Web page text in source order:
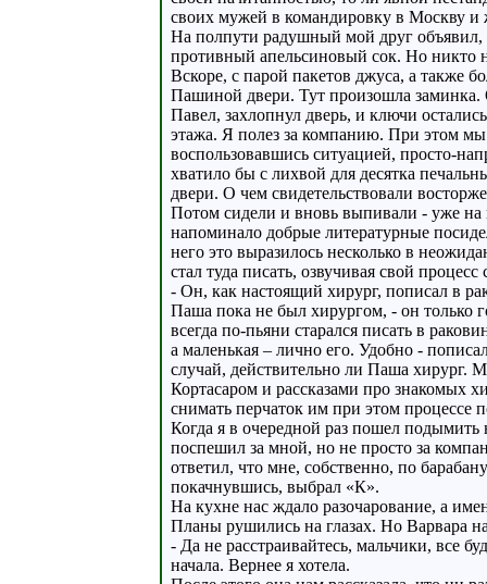
своих мужей в командировку в Москву
На полпути радушный мой друг объявил,
противный апельсиновый сок. Но никто
Вскоре, с парой пакетов джуса, а также
Пашиной двери. Тут произошла заминка.
Павел, захлопнул дверь, и ключи
этажа. Я полез за компанию. При этом
воспользовавшись ситуацией, просто-
хватило бы с лихвой для десятка
двери. О чем свидетельствовали
Потом сидели и вновь выпивали - уже на
напоминало добрые литературные
него это выразилось несколько в
стал туда писать, озвучивая свой
- Он, как настоящий хирург, пописал в
Паша пока не был хирургом, - он только
всегда по-пьяни старался писать в
а маленькая – лично его. Удобно -
случай, действительно ли Паша
Кортасаром и рассказами про знакомых
снимать перчаток им при этом
Когда я в очередной раз пошел
поспешил за мной, но не просто за
ответил, что мне, собственно, по
покачнувшись, выбрал «К».
На кухне нас ждало разочарование, а
Планы рушились на глазах. Но Варвара
- Да не расстраивайтесь, мальчики, все
начала. Вернее я хотела.